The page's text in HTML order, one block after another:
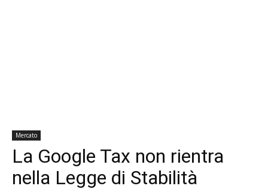
Mercato
La Google Tax non rientra
nella Legge di Stabilità